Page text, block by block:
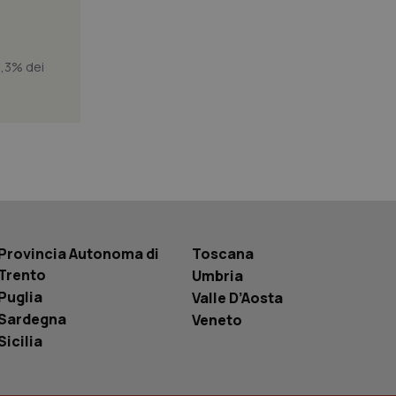
dei
Autonoma di
Toscana
Umbria
Valle D’Aosta
Veneto
incorporati
del sito web sta
di
tenere traccia